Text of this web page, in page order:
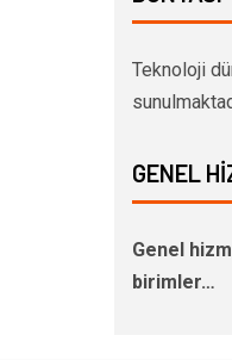
Teknoloji
GENEL
Genel
birimler…